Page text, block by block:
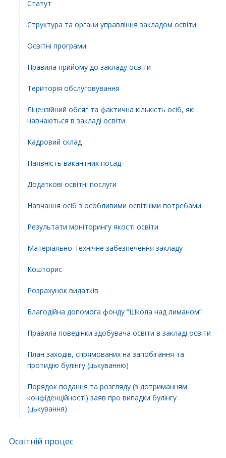
Статут
Структура та органи управління закладом освіти
Освiтнi програми
Правила прийому до закладу освіти
Територiя обслуговування
Ліцензійний обсяг та фактична кількість осіб, які
навчаються в закладі освіти
Кадровий склад
Наявність вакантних посад
Додатковi освiтнi послуги
Навчання осіб з особливими освітніми потребами
Результати моніторингу якості освіти
Матеріально-технічне забезпечення закладу
Кошторис
Розрахунок видатків
Благодійна допомога фонду “Школа над лиманом”
Правила поведінки здобувача освіти в закладі освіти
План заходів, спрямованих на запобігання та
протидію булінгу (цькуванню)
Порядок подання та розгляду (з дотриманням
конфіденційності) заяв про випадки булінгу
(цькування)
Освітній процес